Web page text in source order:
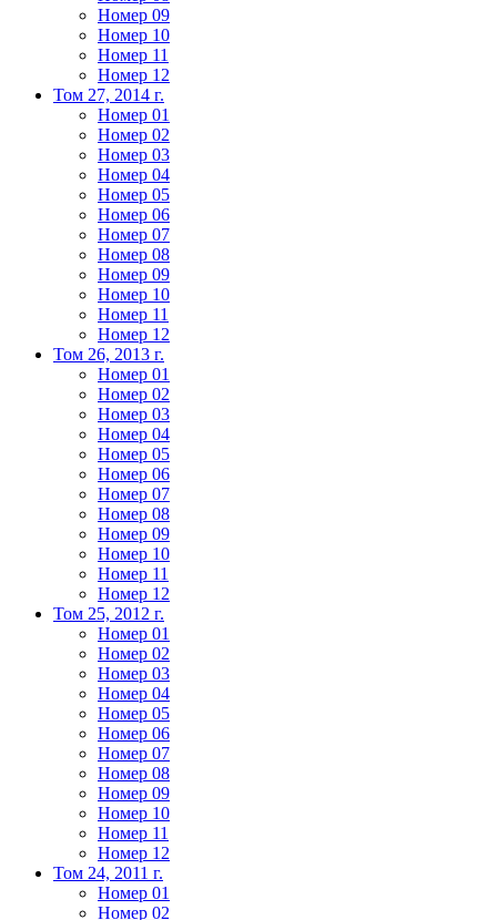
Номер 09
Номер 10
Номер 11
Номер 12
Том 27, 2014 г.
Номер 01
Номер 02
Номер 03
Номер 04
Номер 05
Номер 06
Номер 07
Номер 08
Номер 09
Номер 10
Номер 11
Номер 12
Том 26, 2013 г.
Номер 01
Номер 02
Номер 03
Номер 04
Номер 05
Номер 06
Номер 07
Номер 08
Номер 09
Номер 10
Номер 11
Номер 12
Том 25, 2012 г.
Номер 01
Номер 02
Номер 03
Номер 04
Номер 05
Номер 06
Номер 07
Номер 08
Номер 09
Номер 10
Номер 11
Номер 12
Том 24, 2011 г.
Номер 01
Номер 02